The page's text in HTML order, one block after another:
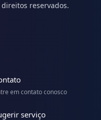
reservados.
em contato conosco
serviço